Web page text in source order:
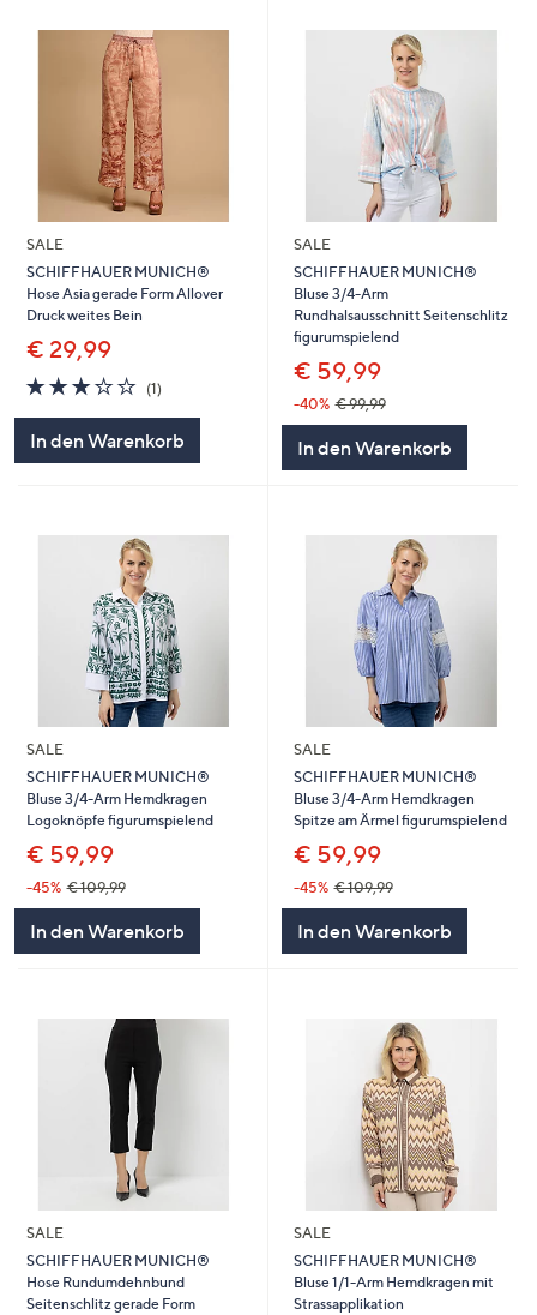
SALE
SCHIFFHAUER MUNICH®
Hose Asia gerade Form Allover
Druck weites Bein
€ 29,99
3.0
von
5
(1)
In den Warenkorb
SALE
SCHIFFHAUER MUNICH®
Bluse 3/4-Arm
Rundhalsausschnitt Seitenschlitz
figurumspielend
€ 59,99
-40% € 99,99
In den Warenkorb
SALE
SCHIFFHAUER MUNICH®
Bluse 3/4-Arm Hemdkragen
Logoknöpfe figurumspielend
€ 59,99
-45% € 109,99
In den Warenkorb
SALE
SCHIFFHAUER MUNICH®
Bluse 3/4-Arm Hemdkragen
Spitze am Ärmel figurumspielend
€ 59,99
-45% € 109,99
In den Warenkorb
SALE
SCHIFFHAUER MUNICH®
Hose Rundumdehnbund
Seitenschlitz gerade Form
SALE
SCHIFFHAUER MUNICH®
Bluse 1/1-Arm Hemdkragen mit
Strassapplikation